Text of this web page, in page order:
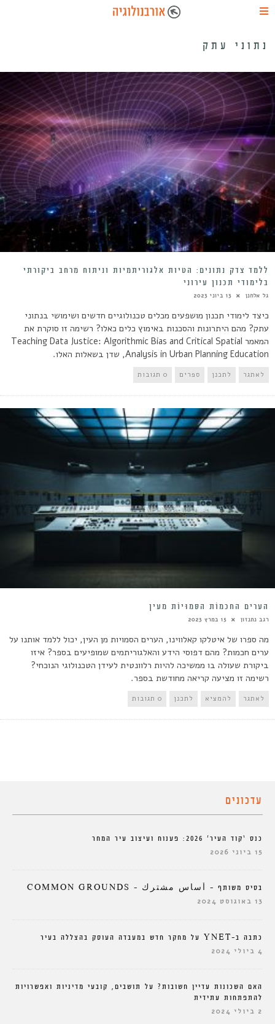
נתוני עתק
ללמד צדק נתונים: הטיות אלגוריתמיות וניתוח מרחב ביקורתי
בלימודי תכנון עירוני
גל אלחנן 13 ביוני 2023
כיצד לימודי תכנון מושפעים מכלים טכנולוגיים חדשים ושימושי בנתוני
עתק? מהם היתרונות והסכנות באימוץ כלים כאלו? רשימה זו סוקרת את
המאמר Teaching Data Justice: Algorithmic Bias and Critical Spatial
Analysis in Urban Planning Education, שדן בשאלות האלו.
לאתגר לתכנן ספרים 0 תגובות
הֶעָרִים הַחֲכָמוֹת הַסְּמוּיוֹת מֵעַיִן
רגב נתנזון 15 במרץ 2023
מה ספרו של איטלקו קאלווינו, הערים הסמויות מן העין, יכול ללמד אותנו על
ערים חכמות? מהם דפוסי הידע והאלגוריתמים שמופיעים בספר? איזו
ביקורת שעולה בו ממשיכה להיות רלוונטית לעידן הטכנולוגי הנוכחי?
רשימה זו מציעה קריאה מחודשת בספר.
לאתגר להמציא לתכנן 0 תגובות
עדכונים
כנס ‘קוד העיר’ 2026: פענוח ועיצוב עיר המחר
15 ביוני 2026
בסיס משותף – أساس مشترك – COMMON GROUNDS
13 באוגוסט 2024
כתבה ב-YNET על מחקר חדש במעבדה העוסק בהצללה בעיר
4 ביולי 2024
האם השכונות עדיין חשובות? על תושבים, קובעי מדיניות ואפשרויות
להתפתחות עתידית
2 ביולי 2024